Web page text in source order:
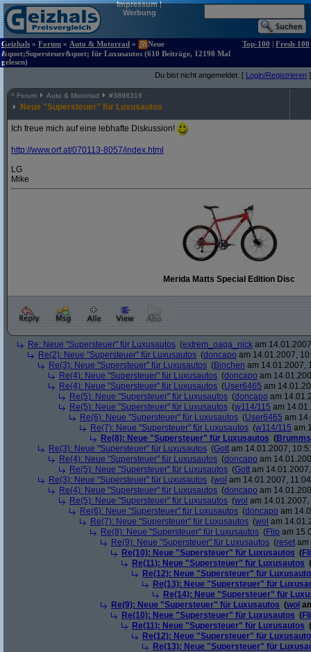
Impressum|
Werbung
Geizhals » Forum » Auto & Motorrad »
Neue
&quot;Supersteuer&quot; für Luxusautos (610 Beiträge, 12190 Mal
gelesen)
Top-100 | Fresh-100
Du bist nicht angemeldet. [ Login/Registrieren ]
^ Forum Auto & Motorrad #3898316
Neue "Supersteuer" für Luxusautos
Ich freue mich auf eine lebhafte Diskussion!
http://www.orf.at/070113-8057/index.html
LG
Mike
Merida Matts Special Edition Disc
Re: Neue "Supersteuer" für Luxusautos (extrem_oaga_nick am
Re(2): Neue "Supersteuer" für Luxusautos (doncapo am 14.01.2007,
Re(3): Neue "Supersteuer" für Luxusautos (Binchen am 14.01.2007,
Re(4): Neue "Supersteuer" für Luxusautos (doncapo am
Re(4): Neue "Supersteuer" für Luxusautos (User6465 am
Re(5): Neue "Supersteuer" für Luxusautos (doncapo am
Re(5): Neue "Supersteuer" für Luxusautos (w114/115 am
Re(6): Neue "Supersteuer" für Luxusautos (User6465 am
Re(7): Neue "Supersteuer" für Luxusautos (w114/115 am
Re(8): Neue "Supersteuer" für Luxusautos (
Re(3): Neue "Supersteuer" für Luxusautos (Gott am 14.01.2007,
Re(4): Neue "Supersteuer" für Luxusautos (doncapo am
Re(5): Neue "Supersteuer" für Luxusautos (Gott am
Re(3): Neue "Supersteuer" für Luxusautos (wol am 14.01.2007,
Re(4): Neue "Supersteuer" für Luxusautos (doncapo am
Re(5): Neue "Supersteuer" für Luxusautos (wol am 14.01.2007,
Re(6): Neue "Supersteuer" für Luxusautos (doncapo am
Re(7): Neue "Supersteuer" für Luxusautos (wol am
Re(8): Neue "Supersteuer" für Luxusautos (Flip am
Re(9): Neue "Supersteuer" für Luxusautos (reset am
Re(10): Neue "Supersteuer" für Luxusautos (
Re(11): Neue "Supersteuer" für Luxusautos (
Re(12): Neue "Supersteuer" für
Re(13): Neue "Supersteuer" für
Re(14): Neue "Supersteuer" für
Re(9): Neue "Supersteuer" für Luxusautos (wol
Re(10): Neue "Supersteuer" für Luxusautos (
Re(11): Neue "Supersteuer" für Luxusautos (
Re(12): Neue "Supersteuer" für
Re(13): Neue "Supersteuer" für